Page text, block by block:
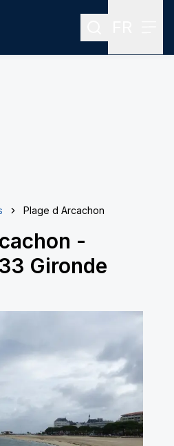
Rechercher
Plage d Arcachon
-
Gironde